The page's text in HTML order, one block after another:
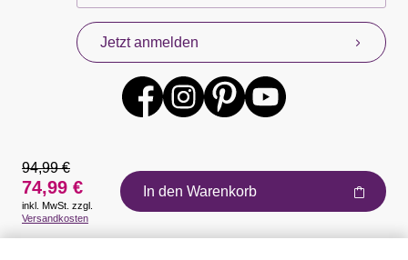
Jetzt anmelden
Auszeichnungen
94,99 €
74,99 €
inkl. MwSt. zzgl.
Versandkosten
In den Warenkorb